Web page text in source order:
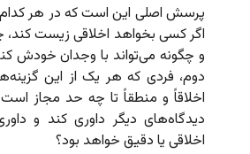
پرسش اصلی این است که در هر
اگر کسی بخواهد اخلاقی زیست کند،
و چگونه می‌تواند با وجدان خودش
دوم، فردی که هر یک از این
اخلاقاً و منطقاً تا چه حد مجاز است
دیدگاه‌های دیگر داوری کند و
اخلاقی یا دقیق خواهد بود؟